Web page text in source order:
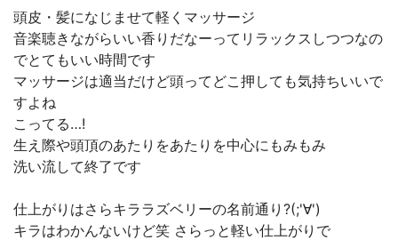
頭皮・髪になじませて軽くマッサージ
音楽聴きながらいい香りだなーってリラックスしつつなの
でとてもいい時間です
マッサージは適当だけど頭ってどこ押しても気持ちいいで
すよね
こってる…!
生え際や頭頂のあたりをあたりを中心にもみもみ
洗い流して終了です
仕上がりはさらキララズベリーの名前通り?(;'∀')
キラはわかんないけど笑 さらっと軽い仕上がりで